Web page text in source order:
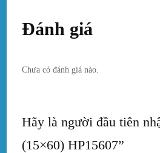
Đánh giá
Chưa có đánh giá nào.
Hãy là người đầu tiên
(15×60) HP15607”